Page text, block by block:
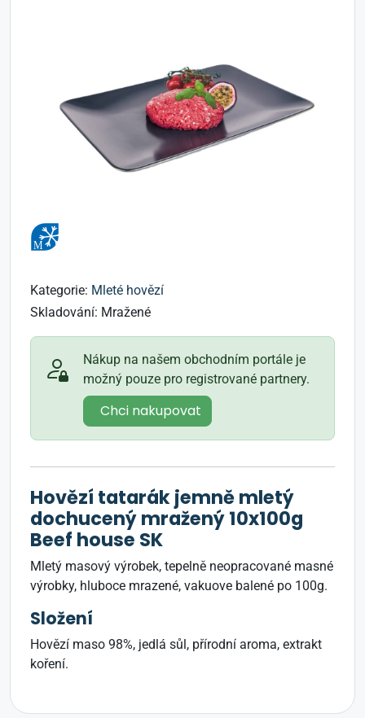
Kategorie: Mleté hovězí
Skladování: Mražené
Nákup na našem obchodním portále je
možný pouze pro registrované partnery.
Chci nakupovat
Hovězí tatarák jemně mletý
dochucený mražený 10x100g
Beef house SK
Mletý masový výrobek, tepelně neopracované masné
výrobky, hluboce mrazené, vakuove balené po 100g.
Složení
Hovězí maso 98%, jedlá sůl, přírodní aroma, extrakt
koření.